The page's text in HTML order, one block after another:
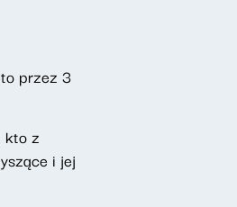
przez 3
kto z
i jej